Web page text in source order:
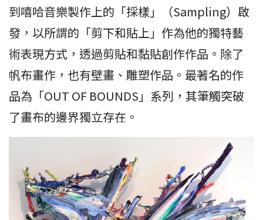
到嘻哈音樂製作上的「採樣」（Sampling）啟
發，以所謂的「剪下和貼上」作為他的獨特藝
術表現方式，透過剪貼和黏貼創作作品。除了
帆布畫作，也有壁畫、雕塑作品。最著名的作
品為「OUT OF BOUNDS」系列，其筆觸突破
了畫布的邊界獨立存在。